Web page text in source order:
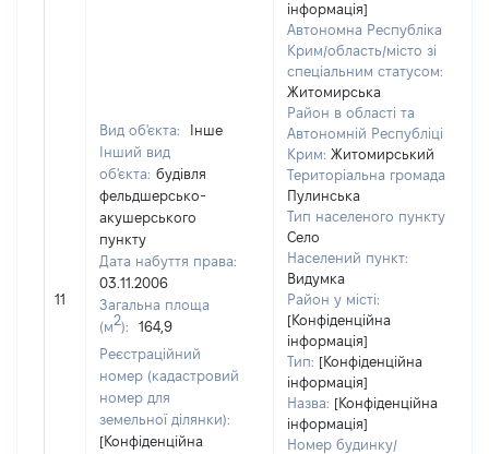
11
Вид об'єкта:
Інше
Інший вид
об'єкта: будівля
фельдшерсько-
акушерського
пункту
Дата набуття права:
03.11.2006
Загальна площа
(м2):
164,9
Реєстраційний
номер (кадастровий
номер для
земельної ділянки):
[Конфіденційна
інформація]
Автономна Республіка
Крим/область/місто зі
спеціальним статусом:
Житомирська
Район в області та
Автономній Республіці
Крим: Житомирський
Територіальна громада:
Пулинська
Тип населеного пункту:
Село
Населений пункт:
Видумка
Район у місті:
[Конфіденційна
інформація]
Тип: [Конфіденційна
інформація]
Назва: [Конфіденційна
інформація]
Номер будинку/